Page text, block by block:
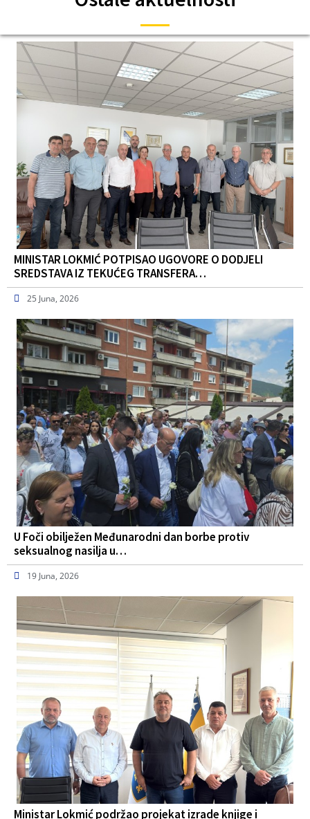
MINISTAR LOKMIĆ POTPISAO UGOVORE O DODJELI
SREDSTAVA IZ TEKUĆEG TRANSFERA…
25 Juna, 2026
U Foči obilježen Međunarodni dan borbe protiv
seksualnog nasilja u…
19 Juna, 2026
Ministar Lokmić podržao projekat izrade knjige i